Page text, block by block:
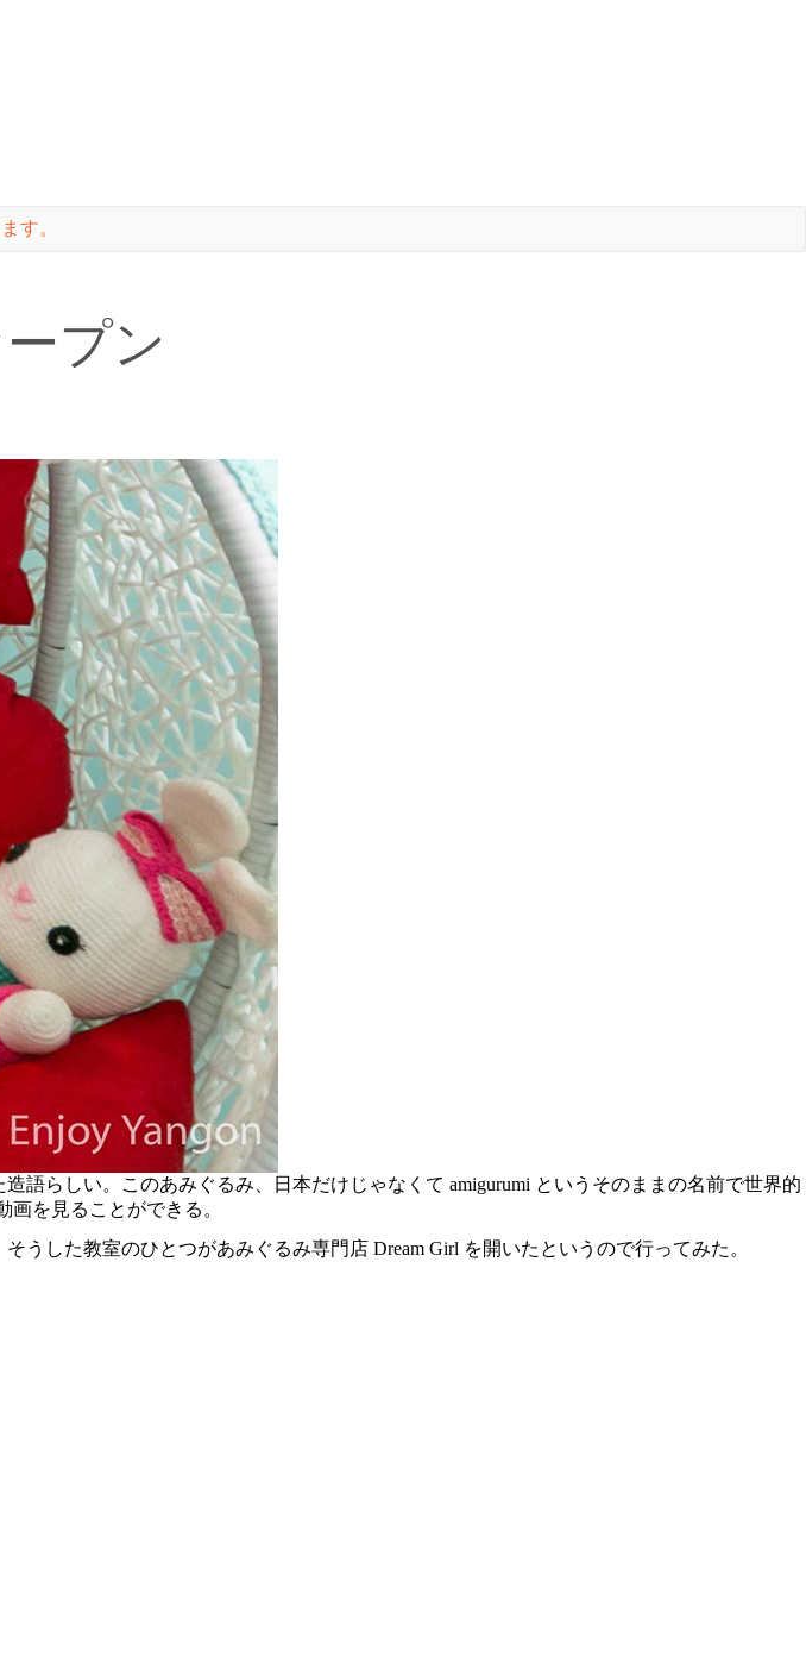
す。
プン
語らしい。このあみぐるみ、日本だけじゃなくて amigurumi というそのままの名前で世界的
画を見ることができる。
した教室のひとつがあみぐるみ専門店 Dream Girl を開いたというので行ってみた。